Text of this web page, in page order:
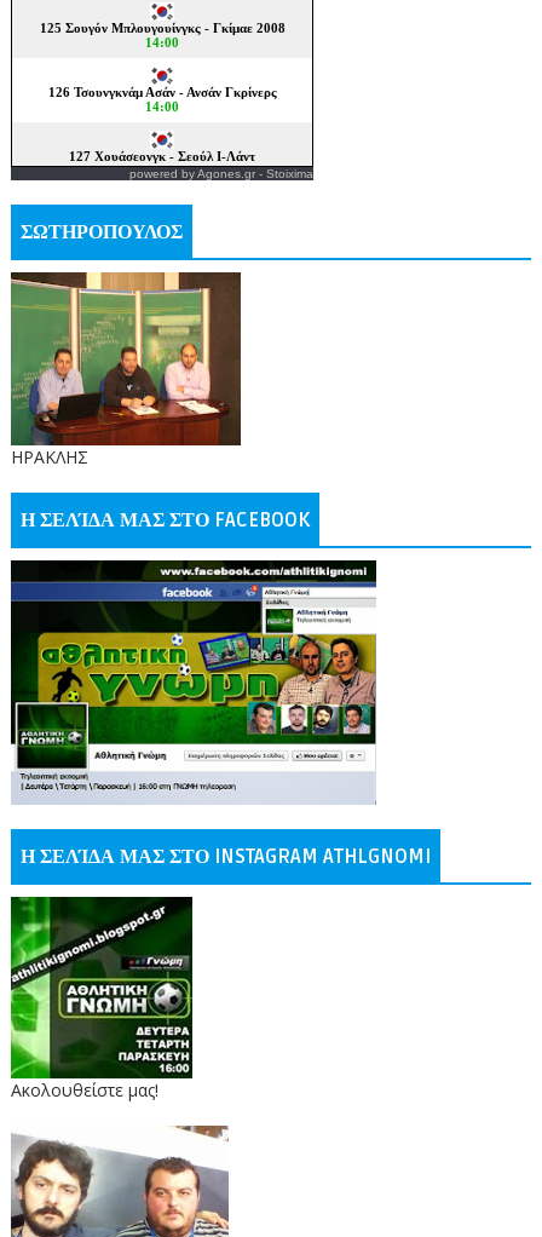
powered byAgones.gr- Stoixima
ΣΩΤΗΡΟΠΟΥΛΟΣ
ΗΡΑΚΛΗΣ
Η ΣΕΛΊΔΑ ΜΑΣ ΣΤΟ FACEBOOK
Η ΣΕΛΊΔΑ ΜΑΣ ΣΤΟ INSTAGRAM ATHLGNOMI
Ακολουθείστε μας!